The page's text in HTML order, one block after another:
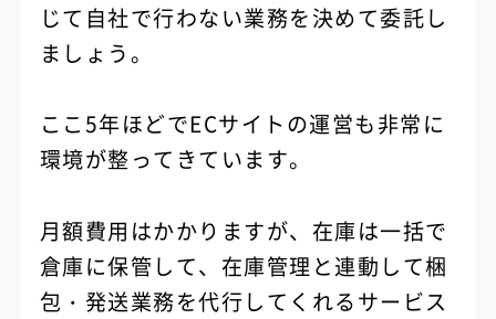
じて自社で行わない業務を決めて委託し
ましょう。
ここ5年ほどでECサイトの運営も非常に
環境が整ってきています。
月額費用はかかりますが、在庫は一括で
倉庫に保管して、在庫管理と連動して梱
包・発送業務を代行してくれるサービス